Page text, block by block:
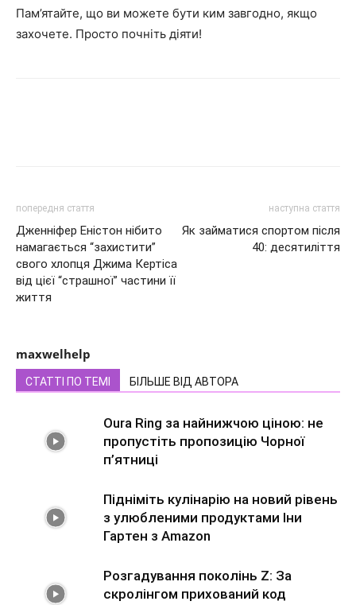
Пам’ятайте, що ви можете бути ким завгодно, якщо
захочете. Просто почніть діяти!
попередня стаття
Дженніфер Еністон нібито
намагається “захистити”
свого хлопця Джима Кертіса
від цієї “страшної” частини її
життя
наступна стаття
Як займатися спортом після
40: десятиліття
maxwelhelp
СТАТТІ ПО ТЕМІ БІЛЬШЕ ВІД АВТОРА
Oura Ring за найнижчою ціною: не
пропустіть пропозицію Чорної
п’ятниці
Підніміть кулінарію на новий рівень
з улюбленими продуктами Іни
Гартен з Amazon
Розгадування поколінь Z: За
скролінгом прихований код